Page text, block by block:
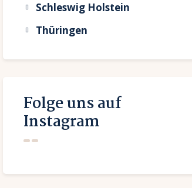
Schleswig Holstein
Thüringen
Folge uns auf
Instagram